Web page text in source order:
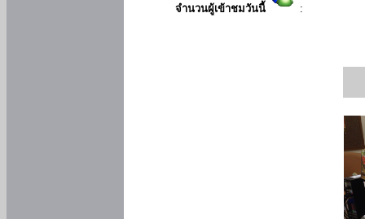
จำนวนผู้เข้าชมวันนี้ :